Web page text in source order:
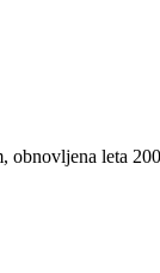
obnovljena leta